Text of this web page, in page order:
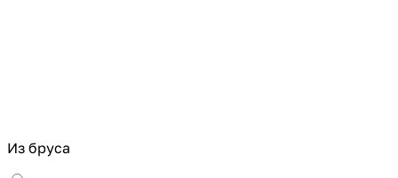
Из бруса